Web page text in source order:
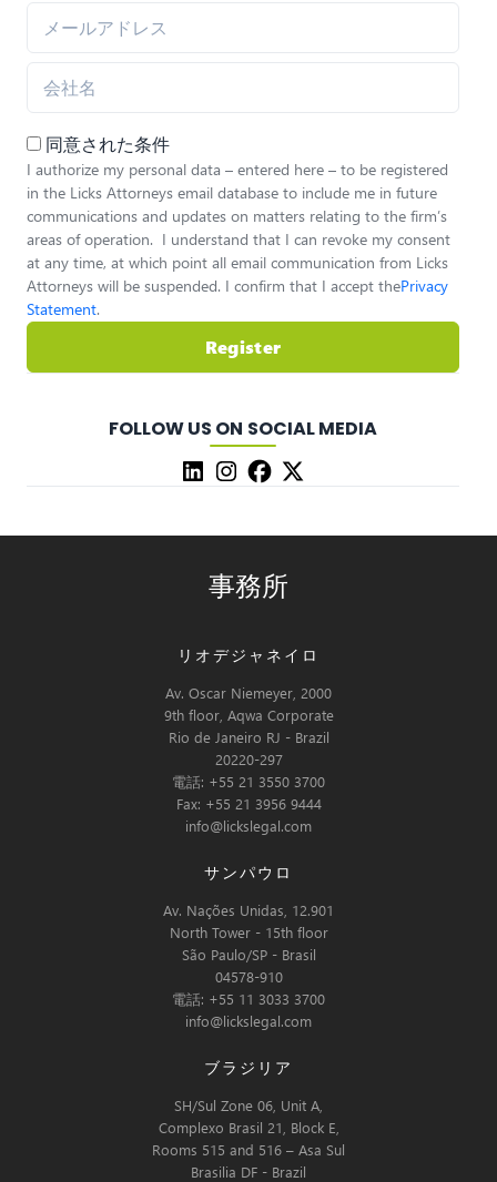
同意された条件
I authorize my personal data – entered here – to be registered
in the Licks Attorneys email database to include me in future
communications and updates on matters relating to the firm’s
areas of operation. I understand that I can revoke my consent
at any time, at which point all email communication from Licks
Attorneys will be suspended. I confirm that I accept thePrivacy
Statement.
Register
FOLLOW US ON SOCIAL MEDIA
事務所
リオデジャネイロ
Av. Oscar Niemeyer, 2000
9th floor, Aqwa Corporate
Rio de Janeiro RJ - Brazil
20220-297
電話: +55 21 3550 3700
Fax: +55 21 3956 9444
info@lickslegal.com
サンパウロ
Av. Nações Unidas, 12.901
North Tower - 15th floor
São Paulo/SP - Brasil
04578-910
電話: +55 11 3033 3700
info@lickslegal.com
ブラジリア
SH/Sul Zone 06, Unit A,
Complexo Brasil 21, Block E,
Rooms 515 and 516 – Asa Sul
Brasilia DF - Brazil